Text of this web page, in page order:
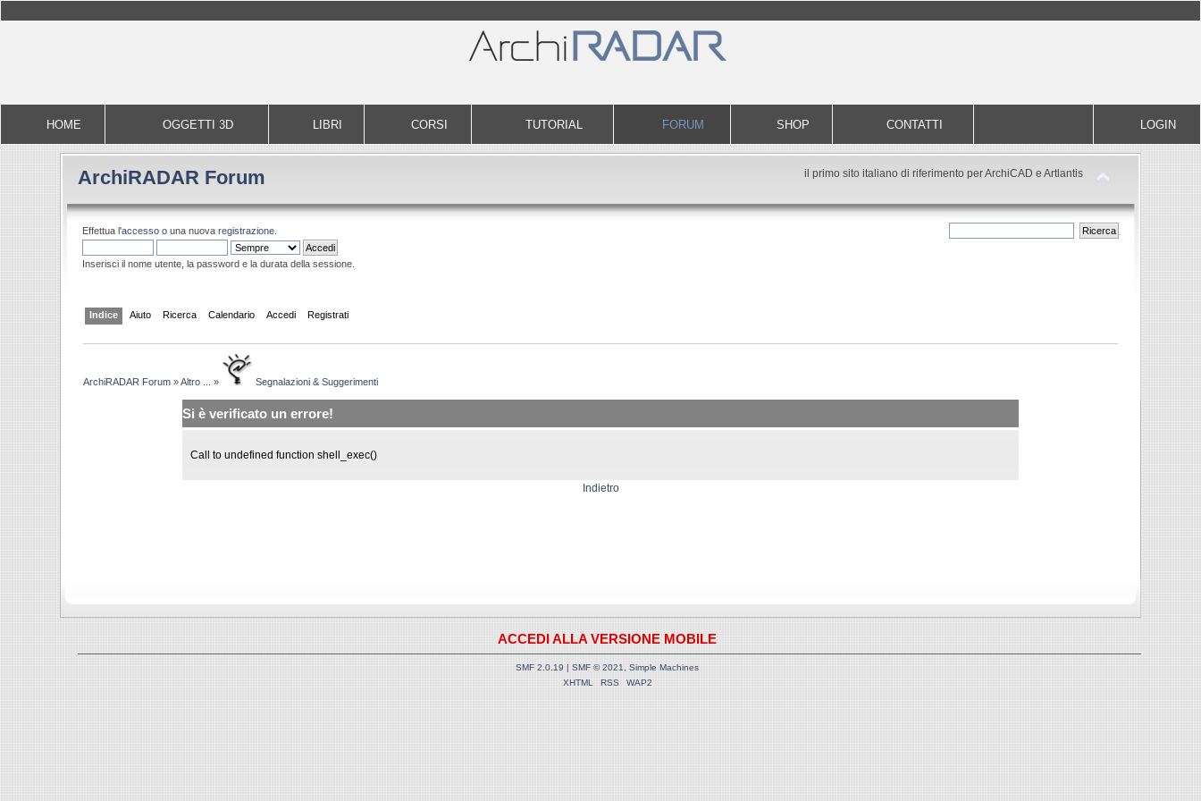
HOME OGGETTI 3D LIBRI CORSI TUTORIAL FORUM SHOP CONTATTI LOGIN
ArchiRADAR Forum il primo sito italiano di riferimento per ArchiCAD e Artlantis
Effettua l'accesso o una nuovaregistrazione.
Inserisci il nome utente, la password e la durata della sessione.
Indice Aiuto Ricerca Calendario Accedi Registrati
ArchiRADAR Forum »Altro ... » Segnalazioni & Suggerimenti
Si è verificato un errore!
Call to undefined function shell_exec()
Indietro
ACCEDI ALLA VERSIONE MOBILE
SMF 2.0.19 | SMF © 2021
Simple Machines
XHTML
RSS WAP2